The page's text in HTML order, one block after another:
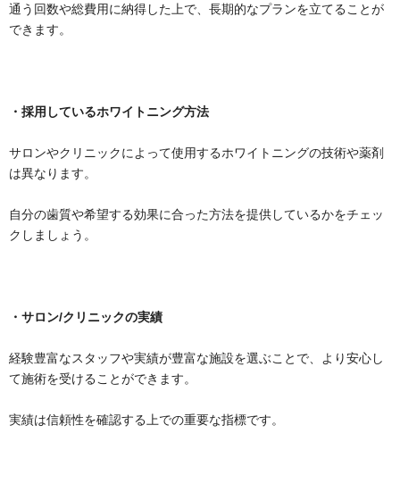
通う回数や総費用に納得した上で、長期的なプランを立てることが
できます。
・採用しているホワイトニング方法
サロンやクリニックによって使用するホワイトニングの技術や薬剤
は異なります。
自分の歯質や希望する効果に合った方法を提供しているかをチェッ
クしましょう。
・サロン/クリニックの実績
経験豊富なスタッフや実績が豊富な施設を選ぶことで、より安心し
て施術を受けることができます。
実績は信頼性を確認する上での重要な指標です。